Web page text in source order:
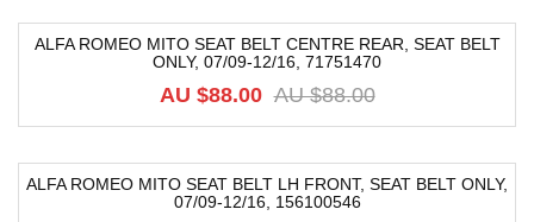
ALFA ROMEO MITO SEAT BELT CENTRE REAR, SEAT BELT
ONLY, 07/09-12/16, 71751470
AU $88.00
AU $88.00
ALFA ROMEO MITO SEAT BELT LH FRONT, SEAT BELT ONLY,
07/09-12/16, 156100546